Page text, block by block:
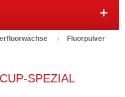
Fluorpulver
SPEZIAL